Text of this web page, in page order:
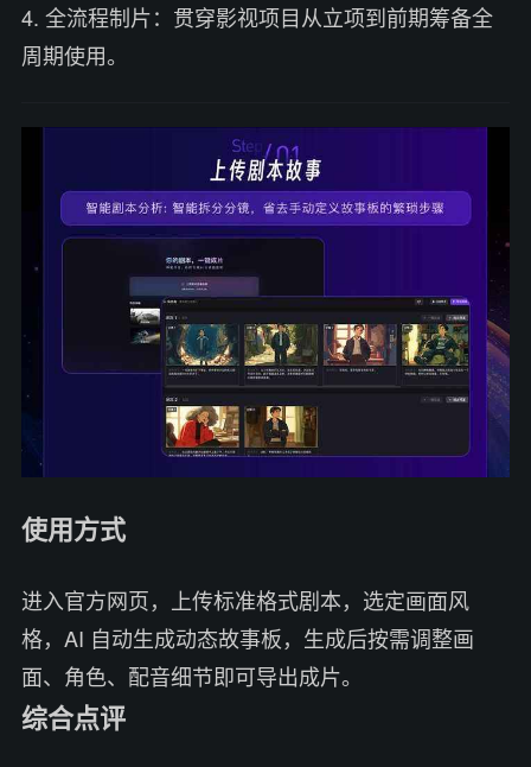
4. 全流程制片：贯穿影视项目从立项到前期筹备全
周期使用。
使用方式
进入官方网页，上传标准格式剧本，选定画面风
格，AI 自动生成动态故事板，生成后按需调整画
面、角色、配音细节即可导出成片。
综合点评